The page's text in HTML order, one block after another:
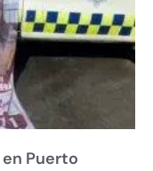
Puerto